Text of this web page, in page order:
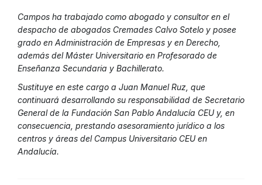
Campos ha trabajado como abogado y consultor en el
despacho de abogados Cremades Calvo Sotelo y posee
grado en Administración de Empresas y en Derecho,
además del Máster Universitario en Profesorado de
Enseñanza Secundaria y Bachillerato.
Sustituye en este cargo a Juan Manuel Ruz, que
continuará desarrollando su responsabilidad de Secretario
General de la Fundación San Pablo Andalucía CEU y, en
consecuencia, prestando asesoramiento jurídico a los
centros y áreas del Campus Universitario CEU en
Andalucía.